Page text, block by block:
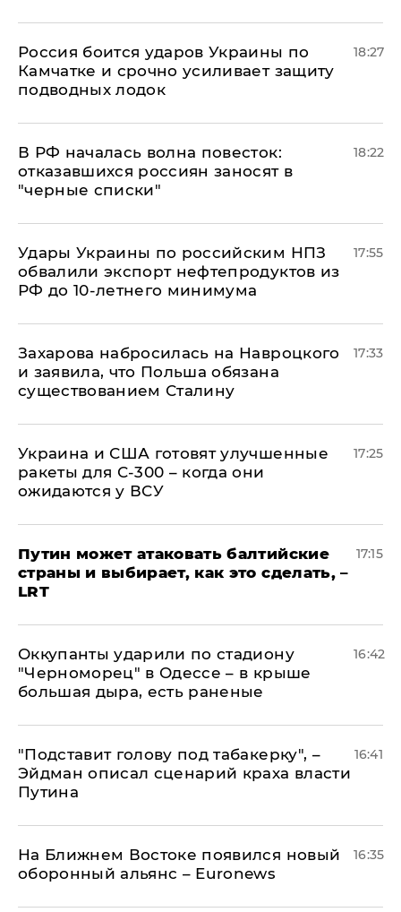
Россия боится ударов Украины по
Камчатке и срочно усиливает защиту
подводных лодок
18:27
​В РФ началась волна повесток:
отказавшихся россиян заносят в
"черные списки"
18:22
Удары Украины по российским НПЗ
обвалили экспорт нефтепродуктов из
РФ до 10-летнего минимума
17:55
​Захарова набросилась на Навроцкого
и заявила, что Польша обязана
существованием Сталину
17:33
Украина и США готовят улучшенные
ракеты для С-300 – когда они
ожидаются у ВСУ
17:25
Путин может атаковать балтийские
страны и выбирает, как это сделать, –
LRT
17:15
Оккупанты ударили по стадиону
"Черноморец" в Одессе – в крыше
большая дыра, есть раненые
16:42
​"Подставит голову под табакерку", –
Эйдман описал сценарий краха власти
Путина
16:41
На Ближнем Востоке появился новый
оборонный альянс – Euronews
16:35